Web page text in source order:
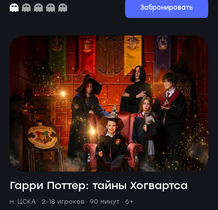
Забронировать
Гарри Поттер: тайны Хогвартса
м. ЦСКА · 2-18 игроков · 90 минут · 6+